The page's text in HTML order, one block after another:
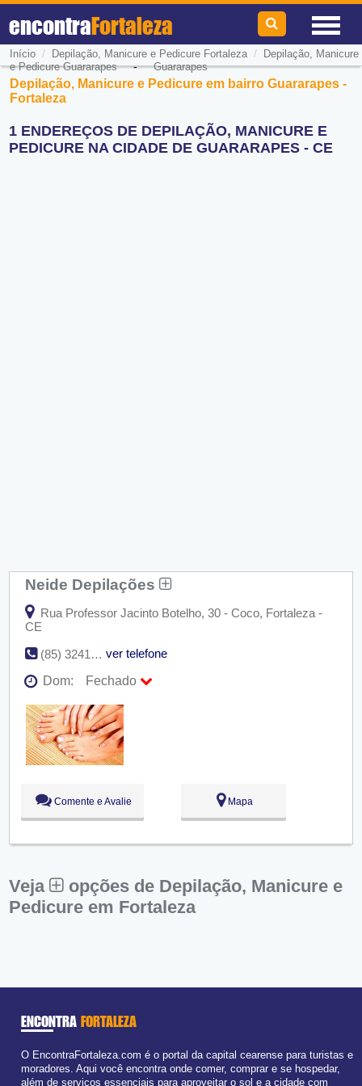
encontraFortaleza
Início / Depilação, Manicure e Pedicure Fortaleza/
Depilação, Manicure
e Pedicure Guararapes-Guararapes
Depilação, Manicure e Pedicure em bairro Guararapes -
Fortaleza
1 ENDEREÇOS DE DEPILAÇÃO, MANICURE E
PEDICURE NA CIDADE DE GUARARAPES - CE
Neide Depilações
Rua Professor Jacinto Botelho, 30 - Coco, Fortaleza -
CE
(85) 3241-0493
ver telefone
Dom:
Fechado
Seg:
09:00 - 18:00
Ter:
09:00 - 18:00
Qua:
09:00 - 18:00
Qui:
09:00 - 18:00
Sex:
09:00 - 18:00
Comente e Avalie Mapa
Veja
opções de Depilação, Manicure e
Pedicure em Fortaleza
ENCONTRA FORTALEZA
O EncontraFortaleza.com é o portal da capital cearense para turistas e
moradores. Aqui você encontra onde comer, comprar e se hospedar,
além de serviços essenciais para aproveitar o sol e a cidade com